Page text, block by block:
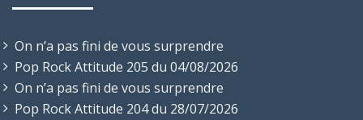
On n’a pas fini de vous surprendre
Pop Rock Attitude 205 du 04/08/2026
On n’a pas fini de vous surprendre
Pop Rock Attitude 204 du 28/07/2026